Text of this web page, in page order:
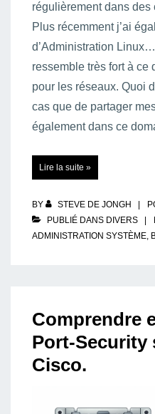
régulièrement dans
Plus récemment j’ai
d’Administration
ressemble très fort à ce
pour les réseaux. Quoi
cas que de partager
également dans ce
Sudo-
It.be
Lire la suite »
BY STEVE DE JONGH
PUBLIÉ DANS DIVERS
ADMINISTRATION SYSTÈME,
Comprendre
Port-Security
Cisco.